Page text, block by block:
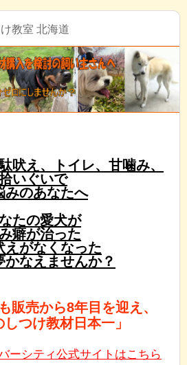
教室 北海道
吠え、トイレ、甘噛み、
いぐいで
みのあなたへ
たの愛犬が
癖が治った
えがなくなった
かなえませんか？
販売から8年目を迎え、
しつけ教材日本一」
ーシティ公式サイトはこちら